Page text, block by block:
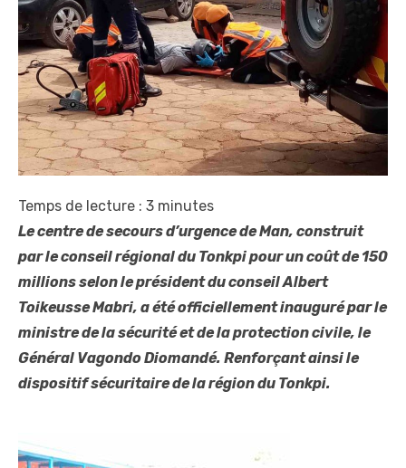
Temps de lecture : 3 minutes
Le centre de secours d’urgence de Man, construit
par le conseil régional du Tonkpi pour un coût de 150
millions selon le président du conseil Albert
Toikeusse Mabri, a été officiellement inauguré par le
ministre de la sécurité et de la protection civile, le
Général Vagondo Diomandé. Renforçant ainsi le
dispositif sécuritaire de la région du Tonkpi.